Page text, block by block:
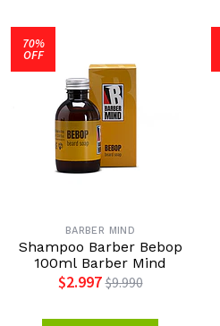
70%
OFF
BARBER MIND
Shampoo Barber Bebop
100ml Barber Mind
$2.997 $9.990